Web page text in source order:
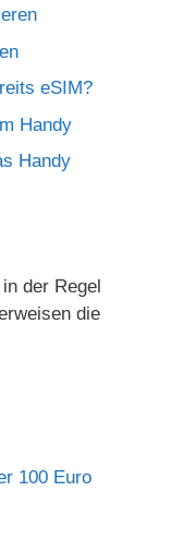
eSIM?
Handy
Handy
der Regel
die
100 Euro